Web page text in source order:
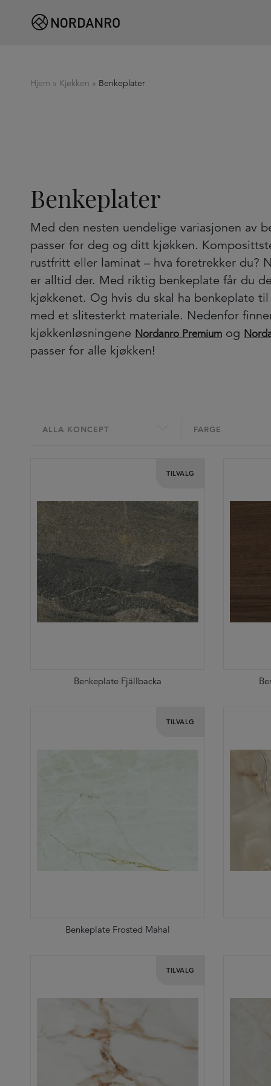
Hjem » Kjøkken » Benkeplater
Benkeplater
Med den nesten uendelige variasjonen av
passer for deg og ditt kjøkken.
rustfritt eller laminat – hva foretrekker du?
er alltid der. Med riktig benkeplate får du
kjøkkenet. Og hvis du skal ha benkeplate
med et slitesterkt materiale. Nedenfor
kjøkkenløsningene Nordanro Premium og
passer for alle kjøkken!
ALLA KONCEPT FARGE
TILVALG
Benkeplate Fjällbacka
TILVALG
Benkeplate Frosted Mahal
TILVALG